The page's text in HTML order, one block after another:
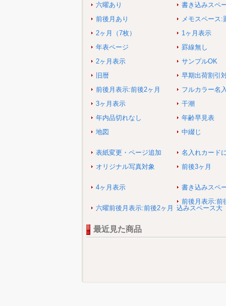
六曜あり
書き込みスペ
前後月あり
メモスペース:
2ヶ月（7枚）
1ヶ月表示
年表ページ
罫線無し
2ヶ月表示
サンプルOK
旧暦
早期出荷割引
前後月表示:前後2ヶ月
フルカラー名
3ヶ月表示
干潮
年内品切れなし
年齢早見表
地図
中綴じ
表紙変更・ページ追加
名入れカード
オリジナル写真対象
前後3ヶ月
4ヶ月表示 書き込みスペ
六曜前後月表示:前後2ヶ月
前後月表示:前
込みスペース大
最近見た商品